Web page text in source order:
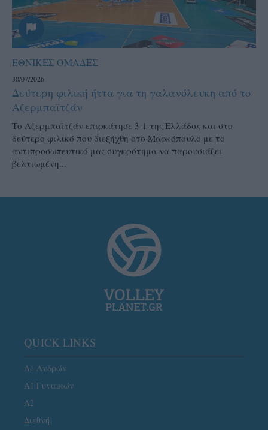
ΕΘΝΙΚΕΣ ΟΜΑΔΕΣ
30/07/2026
Δεύτερη φιλική ήττα για τη γαλανόλευκη από το
Αζερμπαϊτζάν
Το Αζερμπαϊτζάν επιρκάτησε 3-1 της Ελλάδας και στο
δεύτερο φιλικό που διεξήχθη στο Μαρκόπουλο με το
αντιπροσωπευτικό μας συγκρότημα να παρουσιάζει
βελτιωμένη...
QUICK LINKS
Α1 Ανδρών
Α1 Γυναικών
A2
Διεθνή